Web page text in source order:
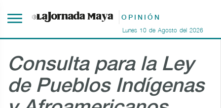
OPINIÓN
Lunes 10 de Agosto del 2026
Consulta para la Ley
de Pueblos Indígenas